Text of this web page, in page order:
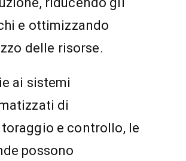
e ottimizzando
delle risorse.
ai sistemi
di
e controllo, le
possono